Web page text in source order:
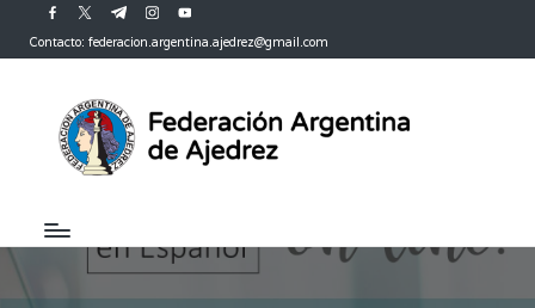
Saltar
contenido
facebook.com
twitter.com
t.me instagram.com
youtube.com
Contacto: federacion.argentina.ajedrez@gmail.com